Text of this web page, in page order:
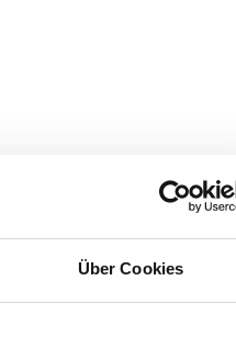
Über Cookies
auf der